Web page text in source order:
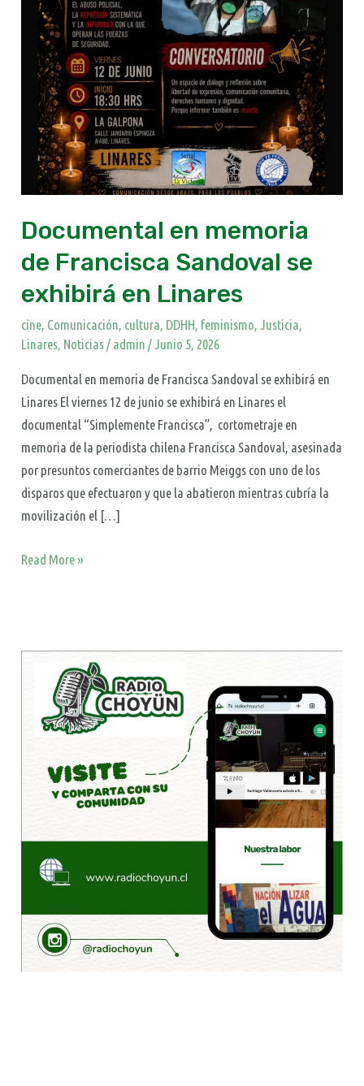
Documental en memoria
de Francisca Sandoval se
exhibirá en Linares
cine, Comunicación, cultura, DDHH, feminismo,Justicia,
Linares, Noticias/ admin/Junio 5, 2026
Documental en memoria de Francisca Sandoval se exhibirá en
Linares El viernes 12 de junio se exhibirá en Linares el
documental “Simplemente Francisca”, cortometraje en
memoria de la periodista chilena Francisca Sandoval, asesinada
por presuntos comerciantes de barrio Meiggs con uno de los
disparos que efectuaron y que la abatieron mientras cubría la
movilización el […]
Linares
Read More »